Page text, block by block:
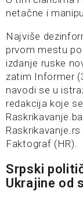
netačne i
Najviše
prvom mestu
izdanje ruske
zatim Informer
navodi se u
redakcija koje
Faktograf (HR).
Srpski
Ukrajine od